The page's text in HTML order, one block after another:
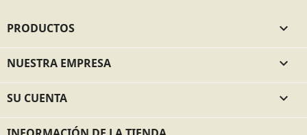
PRODUCTOS 
NUESTRA EMPRESA 
SU CUENTA 